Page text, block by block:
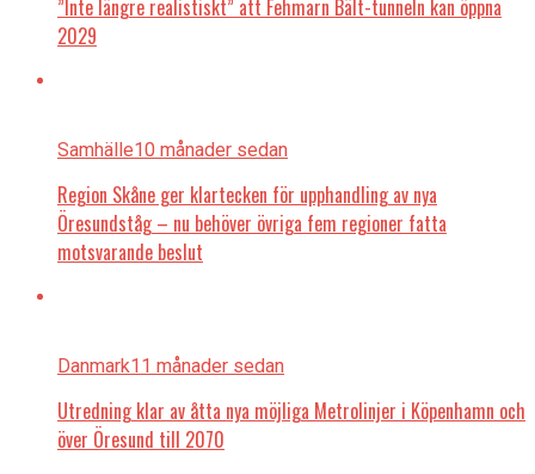
”Inte längre realistiskt” att Fehmarn Bält-tunneln kan öppna
2029
Samhälle10 månader sedan
Region Skåne ger klartecken för upphandling av nya
Öresundståg – nu behöver övriga fem regioner fatta
motsvarande beslut
Danmark11 månader sedan
Utredning klar av åtta nya möjliga Metrolinjer i Köpenhamn och
över Öresund till 2070